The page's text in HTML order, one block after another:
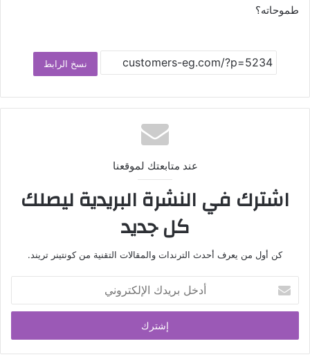
طموحاته؟
نسخ الرابط
عند متابعتك لموقعنا
اشترك في النشرة البريدية ليصلك
كل جديد
كن أول من يعرف أحدث الترندات والمقالات التقنية من كونتينر تريند.
بريدك
الإلكتروني